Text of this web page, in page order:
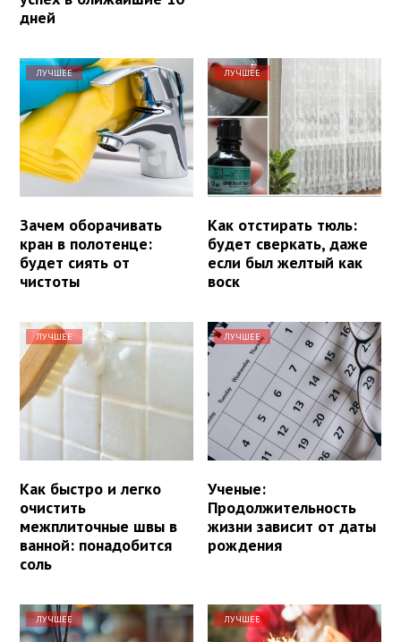
дней
ЛУЧШЕЕ
Зачем оборачивать
кран в полотенце:
будет сиять от
чистоты
ЛУЧШЕЕ
Как отстирать тюль:
будет сверкать, даже
если был желтый как
воск
ЛУЧШЕЕ
Как быстро и легко
очистить
межплиточные швы в
ванной: понадобится
соль
ЛУЧШЕЕ
Ученые:
Продолжительность
жизни зависит от даты
рождения
ЛУЧШЕЕ ЛУЧШЕЕ